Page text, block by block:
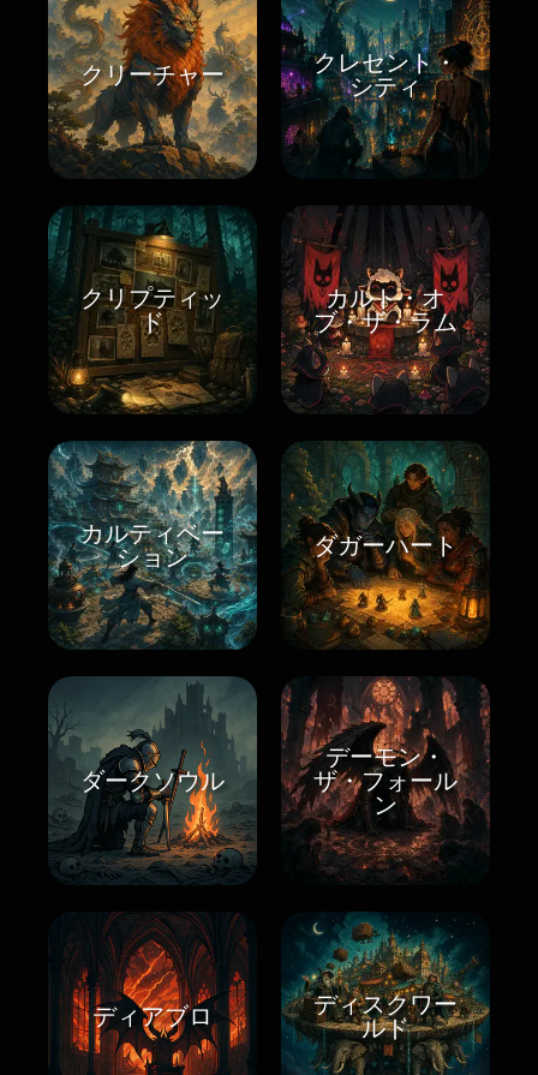
クリーチャー
クレセント・
シティ
クリプティッ
ド
カルト・オ
ブ・ザ・ラム
カルティベー
ション
ダガーハート
ダークソウル
デーモン・
ザ・フォール
ン
ディアブロ
ディスクワー
ルド